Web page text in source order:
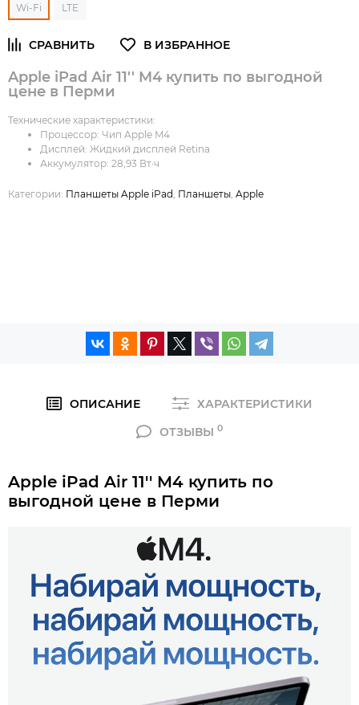
Wi-Fi LTE
Apple iPad Air 11'' M4 купить по выгодной
цене в Перми
Технические характеристики:
Процессор: Чип Apple M4
Дисплей: Жидкий дисплей Retina
Аккумулятор: 28,93 Вт·ч
Категории: Планшеты Apple iPad Планшеты Apple
ОПИСАНИЕ
ХАРАКТЕРИСТИКИ
ОТЗЫВЫ 0
Apple iPad Air 11'' M4 купить по
выгодной цене в Перми